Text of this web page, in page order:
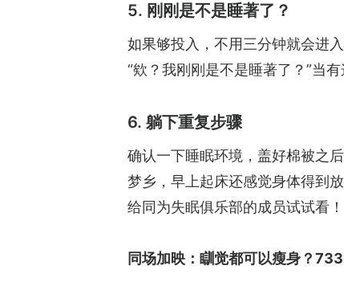
5. 刚刚是不是睡著了？
如果够投入，不用三分钟就会进
“欸？我刚刚是不是睡著了？”当
6. 躺下重复步骤
确认一下睡眠环境，盖好棉被之
梦乡，早上起床还感觉身体得到
给同为失眠俱乐部的成员试试看！
同场加映： 瞓觉都可以瘦身？